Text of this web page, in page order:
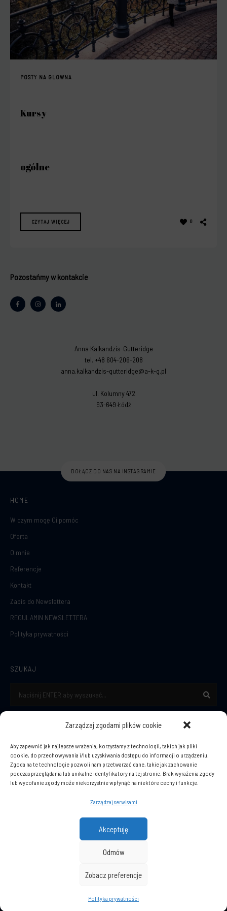
Zarządzaj zgodami plików cookie
Aby zapewnić jak najlepsze wrażenia, korzystamy z technologii, takich jak pliki
cookie, do przechowywania i/lub uzyskiwania dostępu do informacji o urządzeniu.
Zgoda na te technologie pozwoli nam przetwarzać dane, takie jak zachowanie
podczas przeglądania lub unikalne identyfikatory na tej stronie. Brak wyrażenia zgody
lub wycofanie zgody może niekorzystnie wpłynąć na niektóre cechy i funkcje.
Zarządzaj serwisami
Akceptuję
Odmów
Zobacz preferencje
Polityka prywatności
POSTY NA GLOWNA
Kursy
ogólne
CZYTAJ WIĘCEJ 0
Pozostańmy w kontakcie
Anna Kalkandzis-Gutteridge
tel. +48 604-206-208
anna.kalkandzis-gutteridge@a-k-g.pl
ul. Kolumny 472
93-649 Łódź
DOŁĄCZ DO NAS NA INSTAGRAMIE
HOME
W czym mogę Ci pomóc
Oferta
O mnie
Referencje
Kontakt
Zapis do Newslettera
REGULAMIN NEWSLETTERA
Polityka prywatności
SZUKAJ
Anna Kalkandzis-Gutteridge
tel. +48 604-206-208
anna.kalkandzis-gutteridge@a-k-g.pl